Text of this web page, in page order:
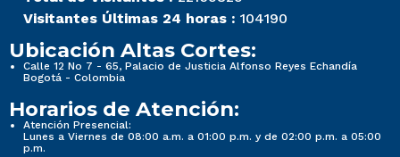
Visitantes Últimas 24 horas : 104190
Ubicación Altas Cortes:
Calle 12 No 7 - 65, Palacio de Justicia Alfonso Reyes Echandía
Bogotá - Colombia
Horarios de Atención:
Atención Presencial:
Lunes a Viernes de 08:00 a.m. a 01:00 p.m. y de 02:00 p.m. a 05:00
p.m.